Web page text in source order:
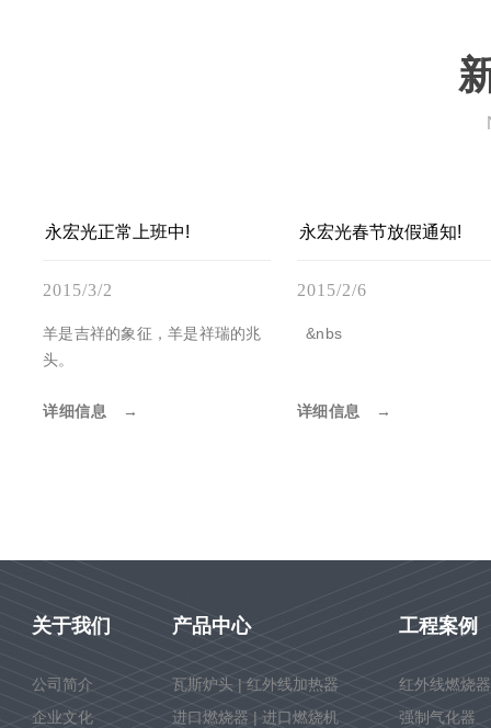
永宏光正常上班中!
2015/3/2
羊是吉祥的象征，羊是祥瑞的兆
头。
详细信息 →
永宏光春节放假通知!
2015/2/6
&nbs
详细信息 →
关于我们
公司简介
企业文化
产品中心
瓦斯炉头 | 红外线加热器
进口燃烧器 | 进口燃烧机
工程案例
红外线燃烧器
强制气化器